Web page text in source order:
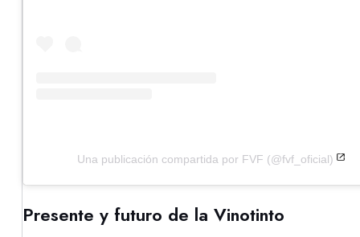
Una publicación compartida por FVF (@fvf_oficial)
Presente y futuro de la Vinotinto